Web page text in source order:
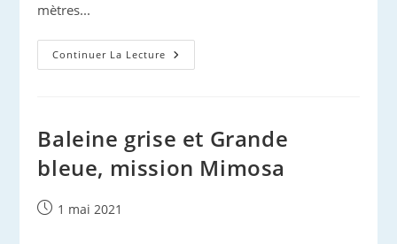
mètres...
Continuer La Lecture Protection
Des
Baleine grise et Grande
bleue, mission Mimosa
Publication
1 mai 2021